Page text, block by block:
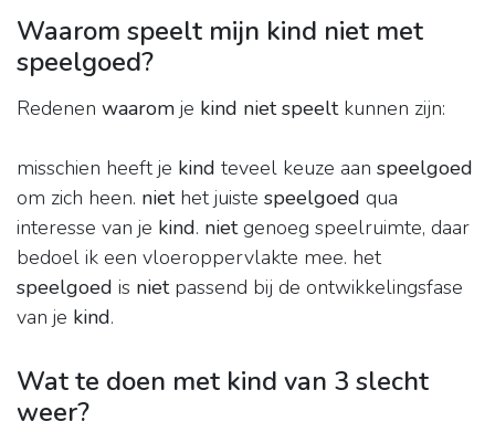
Waarom speelt mijn kind niet met
speelgoed?
Redenen waarom je kind niet speeltkunnen zijn:
misschien heeft je kind teveel keuze aan speelgoed
om zich heen. niethet juiste speelgoed qua
interesse van je kind. nietgenoeg speelruimte, daar
bedoel ik een vloeroppervlakte mee. het
speelgoed is nietpassend bij de ontwikkelingsfase
van je kind.
Wat te doen met kind van 3 slecht
weer?